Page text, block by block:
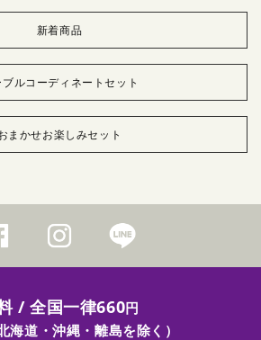
新着商品
ブルコーディネートセット
まかせお楽しみセット
/ 全国一律660円
海道・沖縄・離島を除く）